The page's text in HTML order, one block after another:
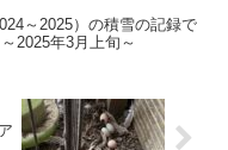
～2025）の積雪の記録で
2025年3月上旬～